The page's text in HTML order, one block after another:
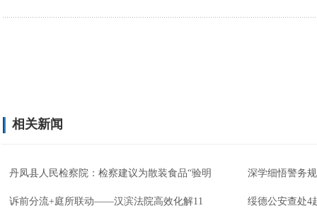
相关新闻
丹凤县人民检察院：检察建议为散装食品“验明 深学细悟警务
诉前分流+庭所联动——汉滨法院高效化解11 绥德公安查处4